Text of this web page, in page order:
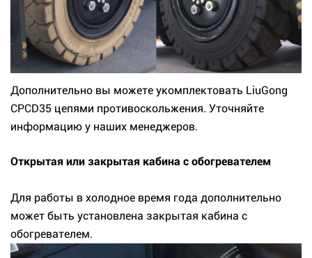
Дополнительно вы можете укомплектовать LiuGong
CPCD35 цепями противоскольжения. Уточняйте
информацию у наших менеджеров.
Открытая или закрытая кабина с обогревателем
Для работы в холодное время года дополнительно
может быть установлена закрытая кабина с
обогревателем.